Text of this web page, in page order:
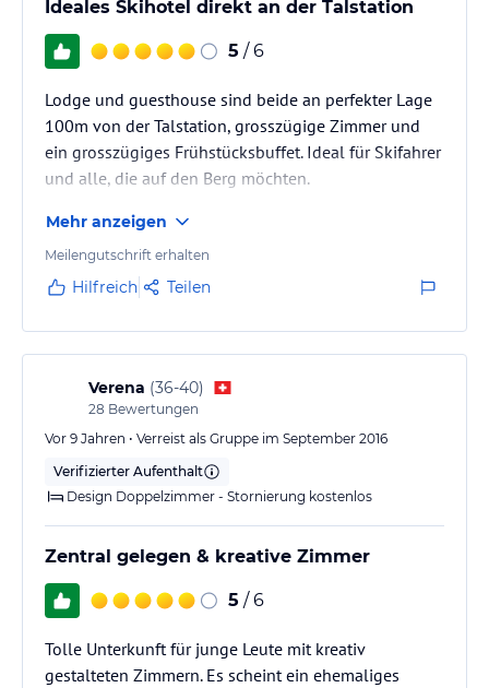
Ideales Skihotel direkt an der Talstation
5 / 6
Lodge und guesthouse sind beide an perfekter Lage
100m von der Talstation, grosszügige Zimmer und
ein grosszügiges Frühstücksbuffet. Ideal für Skifahrer
und alle, die auf den Berg möchten.
Mehr anzeigen
Meilengutschrift erhalten
Hilfreich Teilen
Verena (36-40)
28 Bewertungen
Vor 9 Jahren • Verreist als Gruppe im September 2016
Verifizierter Aufenthalt
Design Doppelzimmer - Stornierung kostenlos
Zentral gelegen & kreative Zimmer
5 / 6
Tolle Unterkunft für junge Leute mit kreativ
gestalteten Zimmern. Es scheint ein ehemaliges